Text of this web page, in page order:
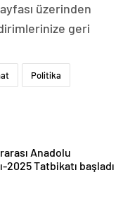
üzerinden
geri
Politika
Anadolu
2025 Tatbikatı başladı